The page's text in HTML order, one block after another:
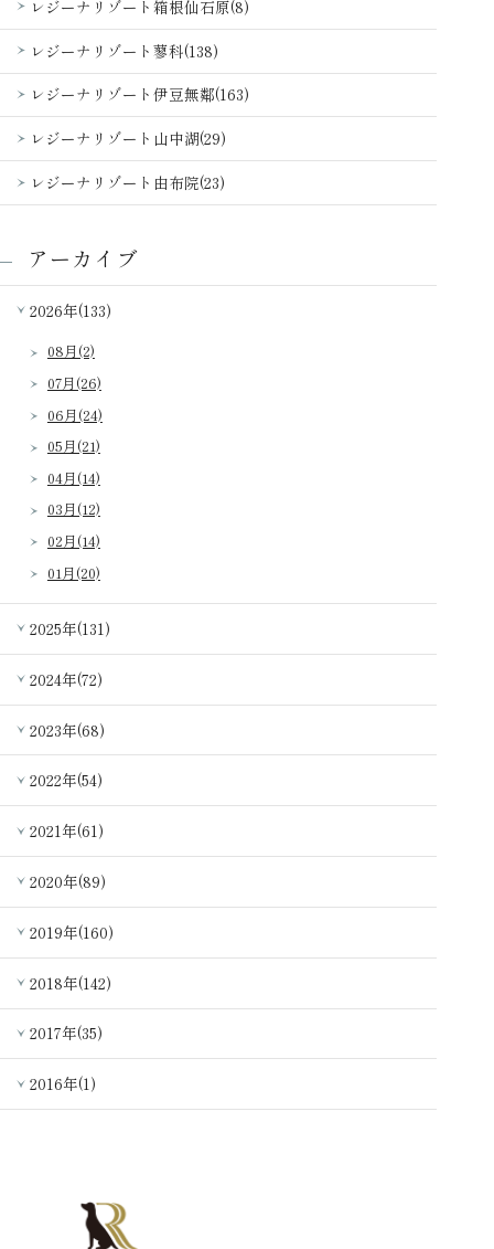
レジーナリゾート箱根仙石原(8)
レジーナリゾート蓼科(138)
レジーナリゾート伊豆無鄰(163)
レジーナリゾート山中湖(29)
レジーナリゾート由布院(23)
アーカイブ
2026年(133)
08月(2)
07月(26)
06月(24)
05月(21)
04月(14)
03月(12)
02月(14)
01月(20)
2025年(131)
2024年(72)
2023年(68)
2022年(54)
2021年(61)
2020年(89)
2019年(160)
2018年(142)
2017年(35)
2016年(1)